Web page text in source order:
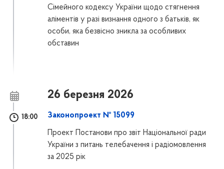
Сімейного кодексу України щодо стягнення
аліментів у разі визнання одного з батьків, як
особи, яка безвісно зникла за особливих
обставин
26 березня 2026
18:00 Законопроект № 15099
Проект Постанови про звіт Національної ради
України з питань телебачення і радіомовлення
за 2025 рік